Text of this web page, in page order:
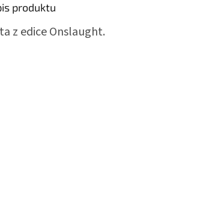
produktu
z edice Onslaught.